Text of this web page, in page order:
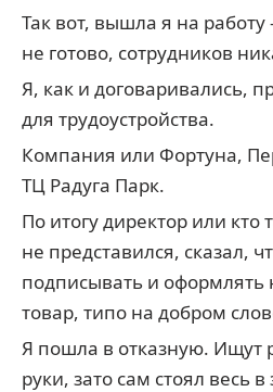
Так вот, вышла я на
не готово, сотрудников
Я, как и договаривались,
для трудоустройства.
Компания или Фортуна,
ТЦ Радуга Парк.
По итогу директор или кто
не представился, сказал,
подписывать и оформлять
товар, типо на добром
Я пошла в отказную. Ищут
руки, зато сам стоял весь